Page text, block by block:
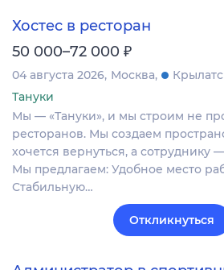
Хостес в ресторан
50 000–72 000 ₽
04 августа 2026 Москва
Тануки
Мы — «Тануки», и мы строим не
ресторанов. Мы создаем
хочется вернуться, а сотруднику
Мы предлагаем: Удобное место
Стабильную…
Откликнуться